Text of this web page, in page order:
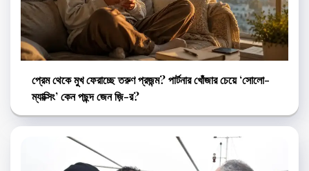
প্রেম থেকে মুখ ফেরাচ্ছে তরুণ প্রজন্ম? পার্টনার খোঁজার চেয়ে ‘সোলো-
ম্যাক্সিং’ কেন পছন্দ জেন জ়ি-র?